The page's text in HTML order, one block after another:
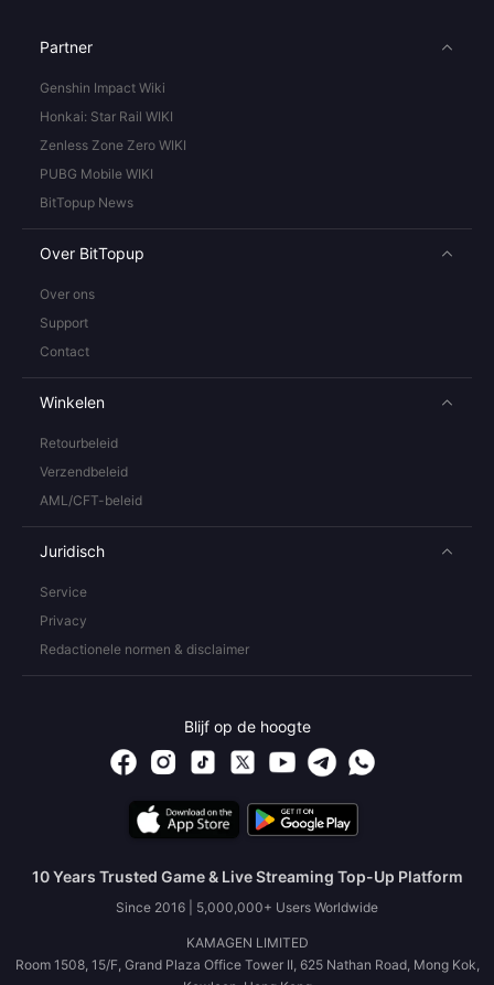
Partner
Genshin Impact Wiki
Honkai: Star Rail WIKI
Zenless Zone Zero WIKI
PUBG Mobile WIKI
BitTopup News
Over BitTopup
Over ons
Support
Contact
Winkelen
Retourbeleid
Verzendbeleid
AML/CFT-beleid
Juridisch
Service
Privacy
Redactionele normen & disclaimer
Blijf op de hoogte
10 Years Trusted Game & Live Streaming Top-Up Platform
Since 2016 | 5,000,000+ Users Worldwide
KAMAGEN LIMITED
Room 1508, 15/F, Grand Plaza Office Tower II, 625 Nathan Road, Mong Kok,